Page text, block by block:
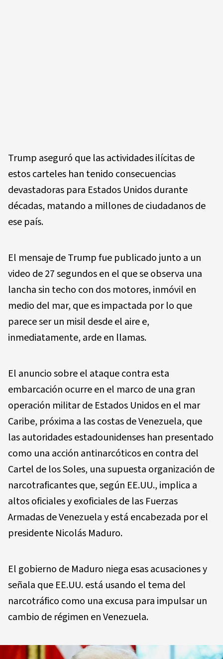
Trump aseguró que las actividades ilícitas de
estos carteles han tenido consecuencias
devastadoras para Estados Unidos durante
décadas, matando a millones de ciudadanos de
ese país.
El mensaje de Trump fue publicado junto a un
video de 27 segundos en el que se observa una
lancha sin techo con dos motores, inmóvil en
medio del mar, que es impactada por lo que
parece ser un misil desde el aire e,
inmediatamente, arde en llamas.
El anuncio sobre el ataque contra esta
embarcación ocurre en el marco de una gran
operación militar de Estados Unidos en el mar
Caribe, próxima a las costas de Venezuela, que
las autoridades estadounidenses han presentado
como una acción antinarcóticos en contra del
Cartel de los Soles, una supuesta organización de
narcotraficantes que, según EE.UU., implica a
altos oficiales y exoficiales de las Fuerzas
Armadas de Venezuela y está encabezada por el
presidente Nicolás Maduro.
El gobierno de Maduro niega esas acusaciones y
señala que EE.UU. está usando el tema del
narcotráfico como una excusa para impulsar un
cambio de régimen en Venezuela.